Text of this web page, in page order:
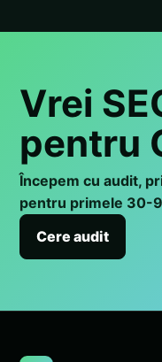
Vrei
pentru
Începem cu audit,
pentru primele 30-
Cere audit